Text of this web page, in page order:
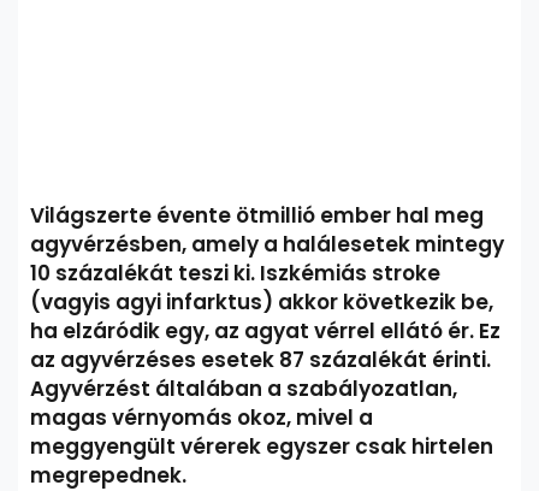
Világszerte évente ötmillió ember hal meg
agyvérzésben, amely a halálesetek mintegy
10 százalékát teszi ki. Iszkémiás stroke
(vagyis agyi infarktus) akkor következik be,
ha elzáródik egy, az agyat vérrel ellátó ér. Ez
az agyvérzéses esetek 87 százalékát érinti.
Agyvérzést általában a szabályozatlan,
magas vérnyomás okoz, mivel a
meggyengült vérerek egyszer csak hirtelen
megrepednek.